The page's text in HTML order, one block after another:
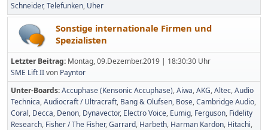
Schneider Telefunken Uher
Sonstige internationale Firmen und
Spezialisten
Letzter Beitrag: Montag, 09.Dezember.2019 | 18:30:30 Uhr
SME Lift IIvon Payntor
Unter-Boards Accuphase (Kensonic Accuphase) Aiwa AKG Altec Audio
Technica Audiocraft / Ultracraft Bang & Olufsen Bose Cambridge Audio
Coral Decca Denon Dynavector Electro Voice Eumig Ferguson Fidelity
Research Fisher / The Fisher Garrard Harbeth Harman Kardon Hitachi